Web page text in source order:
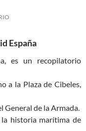
España
es un recopilatorio
a la Plaza de Cibeles,
General de la Armada.
historia marítima de